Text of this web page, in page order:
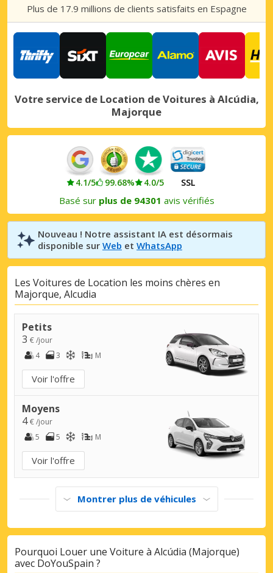
Plus de 17.9 millions de clients satisfaits en Espagne
Votre service de Location de Voitures à Alcúdia,
Majorque
4.1/5 99.68% 4.0/5 SSL
Basé sur plus de 94301 avis vérifiés
Nouveau ! Notre assistant IA est désormais
disponible sur Web et WhatsApp
Les Voitures de Location les moins chères en
Majorque, Alcudia
Petits
3 € /jour
4
3 M
Voir l'offre
Moyens
4€ /jour
5
5 M
Voir l'offre
Montrer plus de véhicules
Pourquoi Louer une Voiture à Alcúdia (Majorque)
avec DoYouSpain ?